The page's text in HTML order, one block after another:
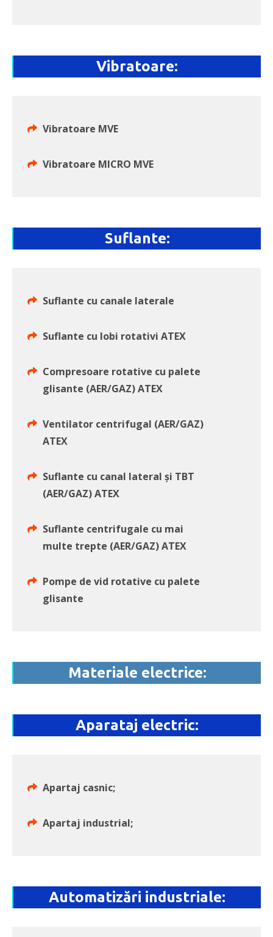
Vibratoare:
Vibratoare MVE
Vibratoare MICRO MVE
Suflante:
Suflante cu canale laterale
Suflante cu lobi rotativi ATEX
Compresoare rotative cu palete
glisante (AER/GAZ) ATEX
Ventilator centrifugal (AER/GAZ)
ATEX
Suflante cu canal lateral și TBT
(AER/GAZ) ATEX
Suflante centrifugale cu mai
multe trepte (AER/GAZ) ATEX
Pompe de vid rotative cu palete
glisante
Materiale electrice:
Aparataj electric:
Apartaj casnic;
Apartaj industrial;
Automatizări industriale: